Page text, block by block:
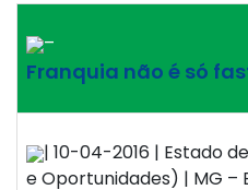
–
Franquia não é só
| 10-04-2016 | Estado
e Oportunidades) | MG –